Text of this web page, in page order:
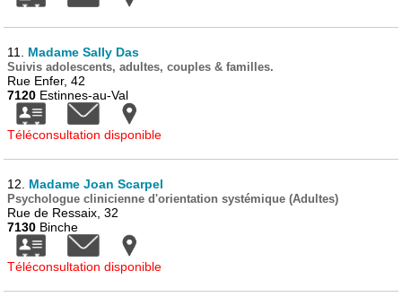
11. Madame Sally Das
Suivis adolescents, adultes, couples & familles.
Rue Enfer, 42
7120 Estinnes-au-Val
Téléconsultation disponible
12. Madame Joan Scarpel
Psychologue clinicienne d'orientation systémique (Adultes)
Rue de Ressaix, 32
7130 Binche
Téléconsultation disponible